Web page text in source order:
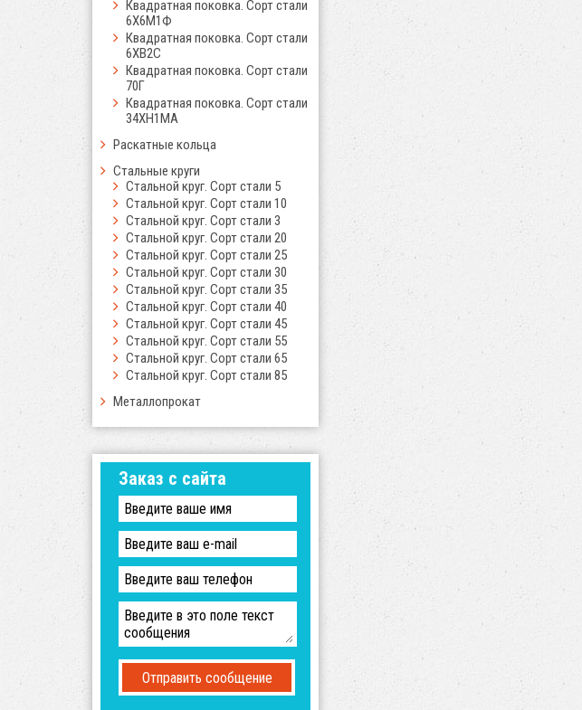
Квадратная поковка. Сорт стали
6Х6М1Ф
Квадратная поковка. Сорт стали
6ХВ2С
Квадратная поковка. Сорт стали
70Г
Квадратная поковка. Сорт стали
34ХН1МА
Раскатные кольца
Стальные круги
Стальной круг. Сорт стали 5
Стальной круг. Сорт стали 10
Стальной круг. Сорт стали 3
Стальной круг. Сорт стали 20
Стальной круг. Сорт стали 25
Стальной круг. Сорт стали 30
Стальной круг. Сорт стали 35
Стальной круг. Сорт стали 40
Стальной круг. Сорт стали 45
Стальной круг. Сорт стали 55
Стальной круг. Сорт стали 65
Стальной круг. Сорт стали 85
Металлопрокат
Заказ с сайта